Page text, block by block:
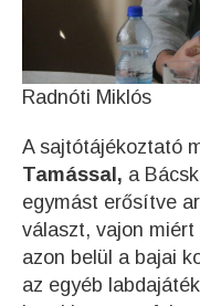
Radnóti Miklós
A sajtótájékoztató
Tamással, a
egymást erősítve
választ, vajon
azon belül a bajai
az egyéb